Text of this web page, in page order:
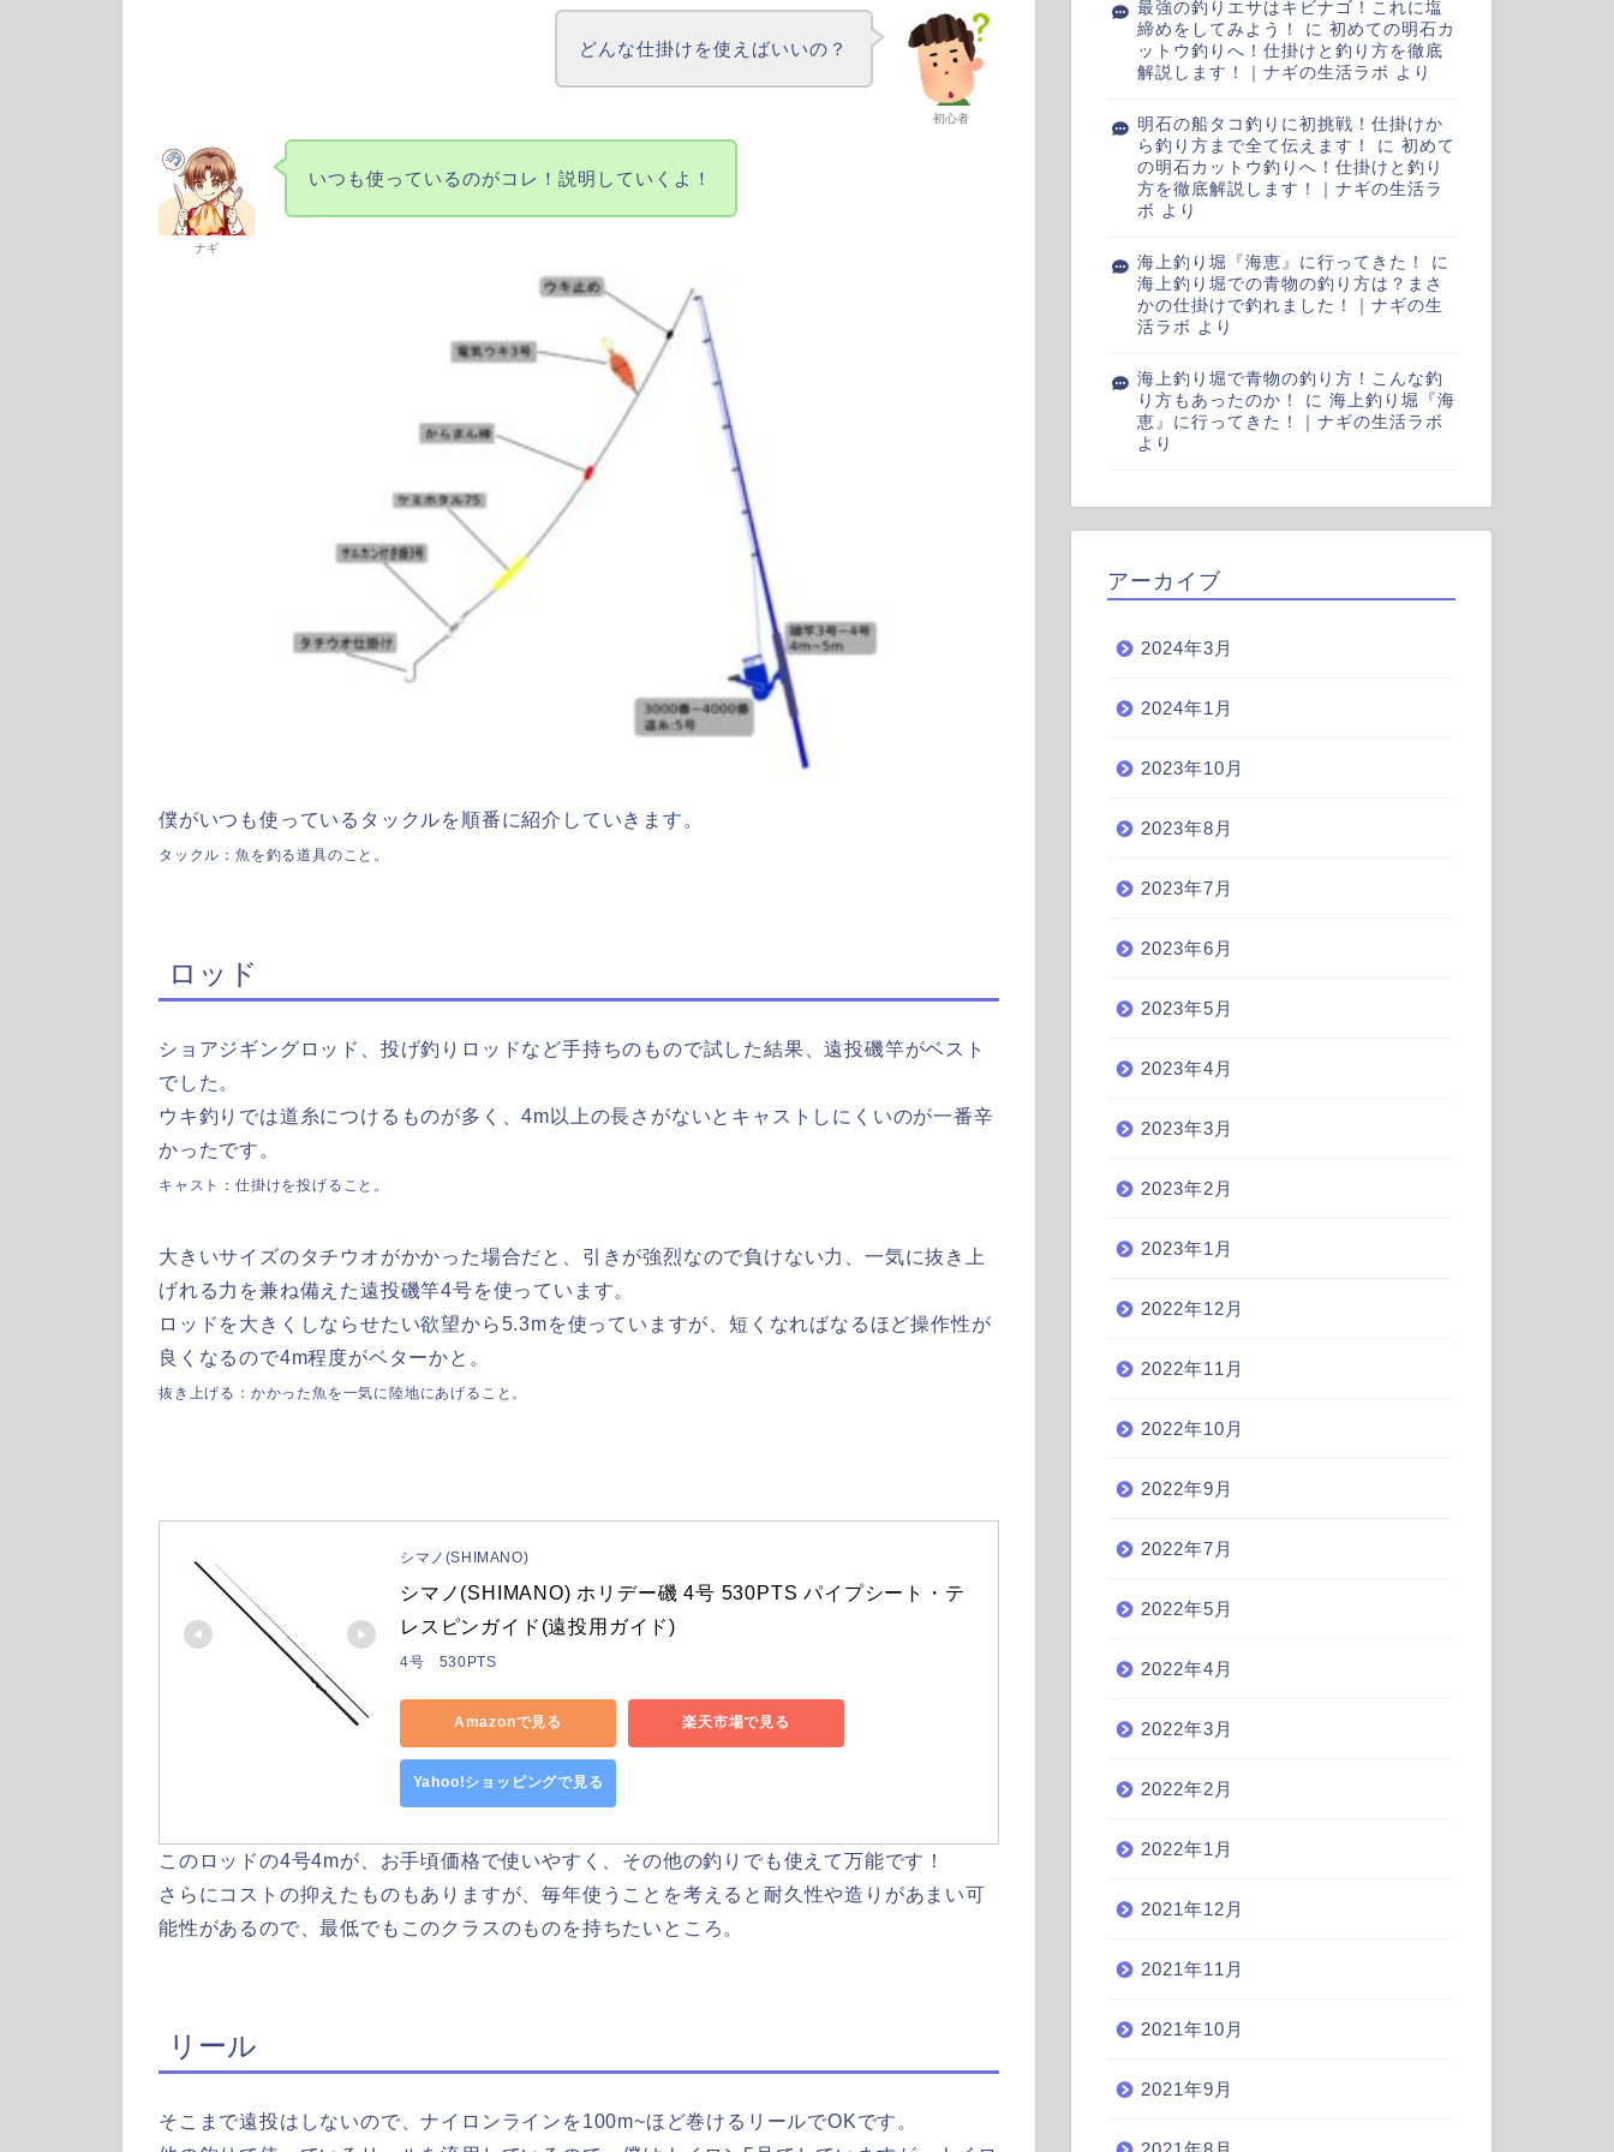
初心者
どんな仕掛けを使えばいいの？
ナギ
いつも使っているのがコレ！説明していくよ！
僕がいつも使っているタックルを順番に紹介していきます。
タックル：魚を釣る道具のこと。
ロッド
ショアジギングロッド、投げ釣りロッドなど手持ちのもので試した結果、遠投磯竿がベスト
でした。
ウキ釣りでは道糸につけるものが多く、4m以上の長さがないとキャストしにくいのが一番辛
かったです。
キャスト：仕掛けを投げること。
大きいサイズのタチウオがかかった場合だと、引きが強烈なので負けない力、一気に抜き上
げれる力を兼ね備えた遠投磯竿4号を使っています。
ロッドを大きくしならせたい欲望から5.3mを使っていますが 、短くなればなるほど操作性が
良くなるので4m程度がベターかと。
抜き上げる：かかった魚を一気に陸地にあげること。
シマノ(SHIMANO)
シマノ(SHIMANO) ホリデー磯 4号 530PTS パイプシート・テ
レスピンガイド(遠投用ガイド)
4号 530PTS
Amazonで見る 楽天市場で見る
Yahoo!ショッピングで見る
このロッドの4号4mが、お手頃価格で使いやすく、その他の釣りでも使えて万能です！
さらにコストの抑えたものもありますが、毎年使うことを考えると耐久性や造りがあまい可
能性があるので、最低でもこのクラスのものを持ちたいところ。
リール
そこまで遠投はしないので、ナイロンラインを100m~ほど巻けるリールでOKです。
最強の釣りエサはキビナゴ！これに塩
締めをしてみよう！
に 初めての明石カ
ットウ釣りへ！仕掛けと釣り方を徹底
解説します！｜ナギの生活ラボ より
明石の船タコ釣りに初挑戦！仕掛けか
ら釣り方まで全て伝えます！
に 初めて
の明石カットウ釣りへ！仕掛けと釣り
方を徹底解説します！｜ナギの生活ラ
ボ より
海上釣り堀『海恵』に行ってきた！
に
海上釣り堀での青物の釣り方は？まさ
かの仕掛けで釣れました！｜ナギの生
活ラボ より
海上釣り堀で青物の釣り方！こんな釣
り方もあったのか！
に 海上釣り堀『海
恵』に行ってきた！｜ナギの生活ラボ
より
アーカイブ
2024年3月
2024年1月
2023年10月
2023年8月
2023年7月
2023年6月
2023年5月
2023年4月
2023年3月
2023年2月
2023年1月
2022年12月
2022年11月
2022年10月
2022年9月
2022年7月
2022年5月
2022年4月
2022年3月
2022年2月
2022年1月
2021年12月
2021年11月
2021年10月
2021年9月